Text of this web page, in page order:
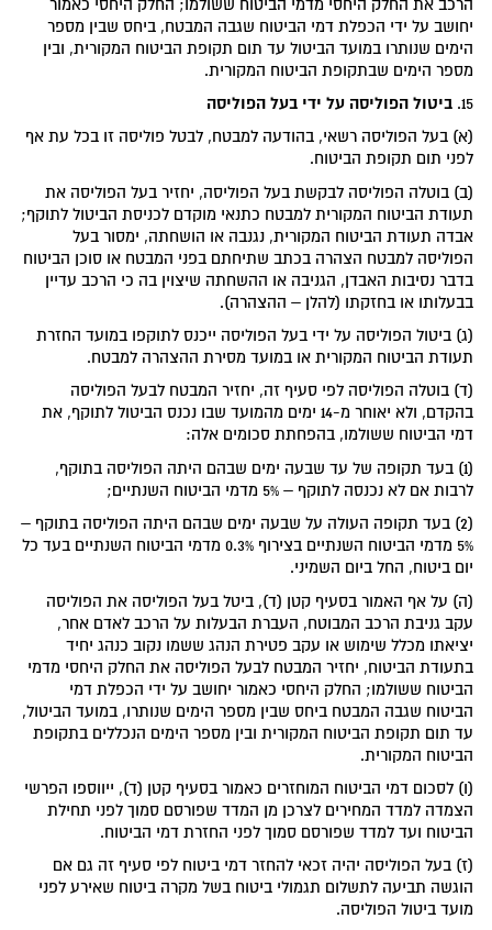
יחושב על ידי הכפלת דמי הביטוח שגבה המבטח, ביחס שבין מספר
הימים שנותרו במועד הביטול עד תום תקופת הביטוח המקורית, ובין
מספר הימים שבתקופת הביטוח המקורית.
15. ביטול הפוליסה על ידי בעל הפוליסה
(א) בעל הפוליסה רשאי, בהודעה למבטח, לבטל פוליסה זו בכל עת אף
לפני תום תקופת הביטוח.
(ב) בוטלה הפוליסה לבקשת בעל הפוליסה, יחזיר בעל הפוליסה את
תעודת הביטוח המקורית למבטח כתנאי מוקדם לכניסת הביטול לתוקף;
אבדה תעודת הביטוח המקורית, נגנבה או הושחתה, ימסור בעל
הפוליסה למבטח הצהרה בכתב שתיחתם בפני המבטח או סוכן הביטוח
בדבר נסיבות האבדן, הגניבה או ההשחתה שיצוין בה כי הרכב עדיין
בבעלותו או בחזקתו (להלן – ההצהרה).
(ג) ביטול הפוליסה על ידי בעל הפוליסה ייכנס לתוקפו במועד החזרת
תעודת הביטוח המקורית או במועד מסירת ההצהרה למבטח.
(ד) בוטלה הפוליסה לפי סעיף זה, יחזיר המבטח לבעל הפוליסה
בהקדם, ולא יאוחר מ-14 ימים מהמועד שבו נכנס הביטול לתוקף, את
דמי הביטוח ששולמו, בהפחתת סכומים אלה:
(1) בעד תקופה של עד שבעה ימים שבהם היתה הפוליסה בתוקף,
לרבות אם לא נכנסה לתוקף – 5% מדמי הביטוח השנתיים;
(2) בעד תקופה העולה על שבעה ימים שבהם היתה הפוליסה בתוקף –
5% מדמי הביטוח השנתיים בצירוף 0.3% מדמי הביטוח השנתיים בעד כל
יום ביטוח, החל ביום השמיני.
(ה) על אף האמור בסעיף קטן (ד), ביטל בעל הפוליסה את הפוליסה
עקב גניבת הרכב המבוטח, העברת הבעלות על הרכב לאדם אחר,
יציאתו מכלל שימוש או עקב פטירת הנהג ששמו נקוב כנהג יחיד
בתעודת הביטוח, יחזיר המבטח לבעל הפוליסה את החלק היחסי מדמי
הביטוח ששולמו; החלק היחסי כאמור יחושב על ידי הכפלת דמי
הביטוח שגבה המבטח ביחס שבין מספר הימים שנותרו, במועד הביטול,
עד תום תקופת הביטוח המקורית ובין מספר הימים הנכללים בתקופת
הביטוח המקורית.
(ו) לסכום דמי הביטוח המוחזרים כאמור בסעיף קטן (ד), ייווספו הפרשי
הצמדה למדד המחירים לצרכן מן המדד שפורסם סמוך לפני תחילת
הביטוח ועד למדד שפורסם סמוך לפני החזרת דמי הביטוח.
(ז) בעל הפוליסה יהיה זכאי להחזר דמי ביטוח לפי סעיף זה גם אם
הוגשה תביעה לתשלום תגמולי ביטוח בשל מקרה ביטוח שאירע לפני
מועד ביטול הפוליסה.